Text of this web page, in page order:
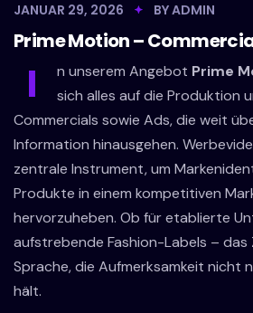
JANUAR 29, 2026 BYADMIN
Prime Motion –
I n unserem Angebot Prime
sich alles auf die Produktion
Commercials sowie Ads, die weit
Information hinausgehen.
zentrale Instrument, um
Produkte in einem kompetitiven
hervorzuheben. Ob für etablierte
aufstrebende Fashion-Labels – das
Sprache, die Aufmerksamkeit nicht
hält.